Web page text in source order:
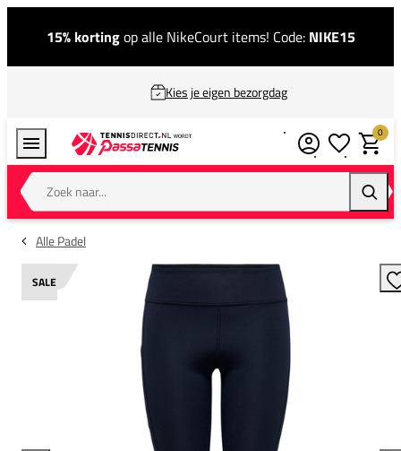
15% kortingop alle NikeCourt items! Code: NIKE15
Kies je eigen bezorgdag
Zoek naar...
0
Alle Padel
SALE